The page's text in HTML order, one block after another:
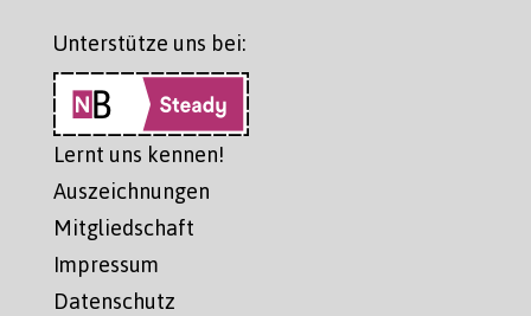
Unterstütze uns bei:
Lernt uns kennen!
Auszeichnungen
Mitgliedschaft
Impressum
Datenschutz